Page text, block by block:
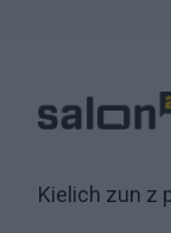
Kielich zun z